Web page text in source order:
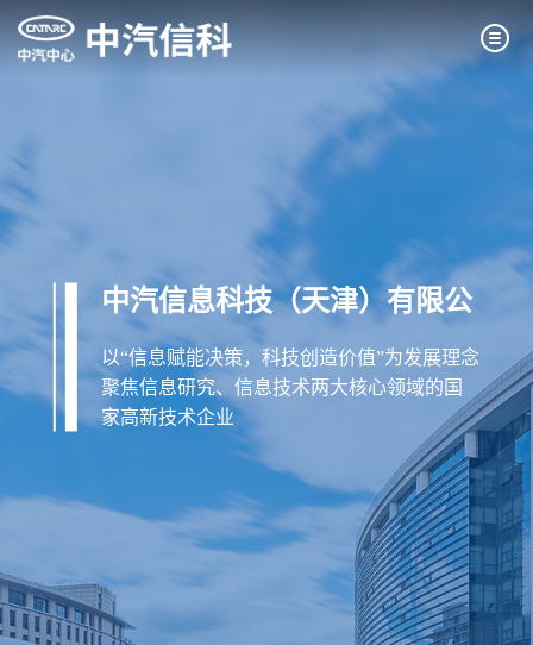
中汽信息科技（天津）有限公
以“信息赋能决策，科技创造价值”为发展理念
聚焦信息研究、信息技术两大核心领域的国
家高新技术企业